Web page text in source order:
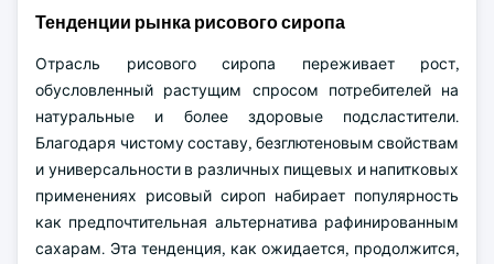
Тенденции рынка рисового сиропа
Отрасль рисового сиропа переживает рост,
обусловленный растущим спросом потребителей на
натуральные и более здоровые подсластители.
Благодаря чистому составу, безглютеновым свойствам
и универсальности в различных пищевых и напитковых
применениях рисовый сироп набирает популярность
как предпочтительная альтернатива рафинированным
сахарам. Эта тенденция, как ожидается, продолжится,